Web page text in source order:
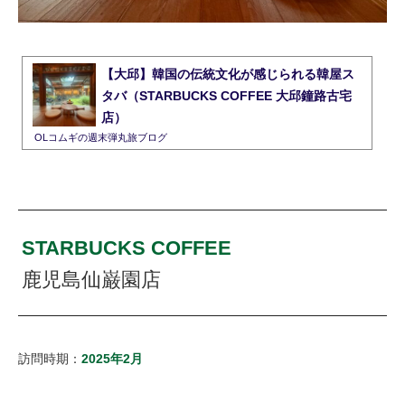
【大邱】韓国の伝統文化が感じられる韓屋ス
タバ（STARBUCKS COFFEE 大邱鐘路古宅
店）
OLコムギの週末弾丸旅ブログ
STARBUCKS COFFEE
鹿児島仙巌園店
訪問時期： 2025年2月